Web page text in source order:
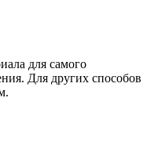
для самого
Для других способов